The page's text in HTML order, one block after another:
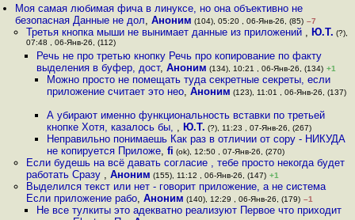
Моя самая любимая фича в линуксе, но она объективно не
безопасная Данные не дол,Аноним (104), 05:20 , 06-Янв-26, (85) –7
Третья кнопка мыши не вынимает данные из приложений , Ю.Т. (?),
07:48 , 06-Янв-26, (112)
Речь не про третью кнопку Речь про копирование по факту
выделения в буфер, дост, Аноним (134), 10:21 , 06-Янв-26, (134) +1
Можно просто не помещать туда секретные секреты, если
приложение считает это нео,Аноним (123), 11:01 , 06-Янв-26, (137)
А убирают именно функциональность вставки по третьей
кнопке Хотя, казалось бы, , Ю.Т. (?), 11:23 , 07-Янв-26, (267)
Неправильно понимаешь Как раз в отличии от copy - НИКУДА
не копируется Приложе,fi (ok), 12:50 , 07-Янв-26, (270)
Если будешь на всё давать согласие , тебе просто некогда будет
работать Сразу , Аноним (155), 11:12 , 06-Янв-26, (147) +1
Выделился текст или нет - говорит приложение, а не система
Если приложение рабо, Аноним (140), 12:29 , 06-Янв-26, (179) –1
Не все тулкиты это адекватно реализуют Первое что приходит